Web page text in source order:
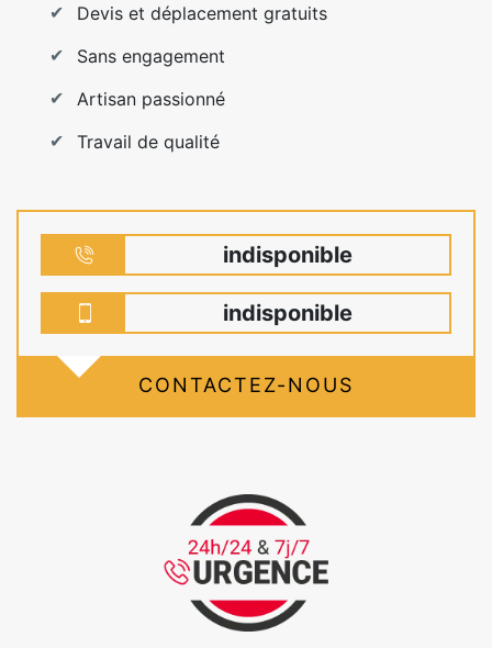
Devis et déplacement gratuits
Sans engagement
Artisan passionné
Travail de qualité
indisponible
indisponible
CONTACTEZ-NOUS